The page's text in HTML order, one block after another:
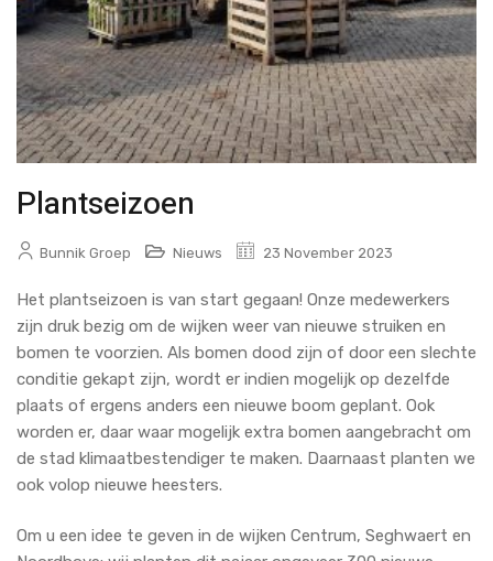
Plantseizoen
Bunnik Groep Nieuws 23 November 2023
Het plantseizoen is van start gegaan! Onze medewerkers
zijn druk bezig om de wijken weer van nieuwe struiken en
bomen te voorzien. Als bomen dood zijn of door een slechte
conditie gekapt zijn, wordt er indien mogelijk op dezelfde
plaats of ergens anders een nieuwe boom geplant. Ook
worden er, daar waar mogelijk extra bomen aangebracht om
de stad klimaatbestendiger te maken. Daarnaast planten we
ook volop nieuwe heesters.
Om u een idee te geven in de wijken Centrum, Seghwaert en